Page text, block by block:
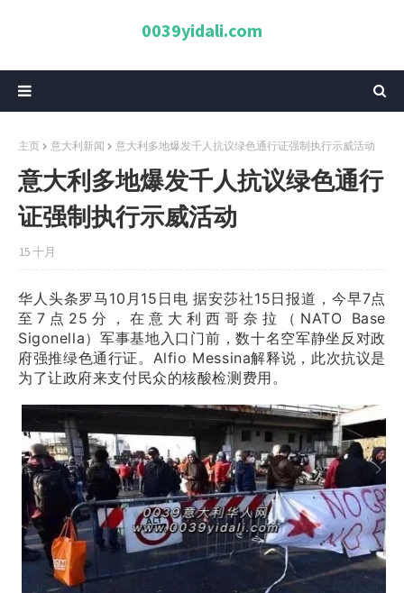
0039yidali.com
主页 意大利新闻 意大利多地爆发千人抗议绿色通行证强制执行示威活动
意大利多地爆发千人抗议绿色通行
证强制执行示威活动
15 十月
华人头条罗马10月15日电 据安莎社15日报道，今早7点
至7点25分，在意大利西哥奈拉（NATO Base
Sigonella）军事基地入口门前，数十名空军静坐反对政
府强推绿色通行证。Alfio Messina解释说，此次抗议是
为了让政府来支付民众的核酸检测费用。